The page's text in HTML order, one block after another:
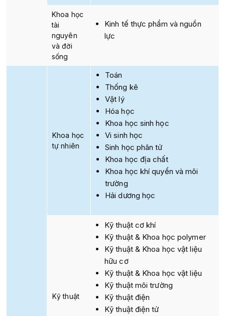
Khoa học
tài
nguyên
và đời
sống
Kinh tế thực phẩm và nguồn
lực
Khoa học
tự nhiên
Toán
Thống kê
Vật lý
Hóa học
Khoa học sinh học
Vi sinh học
Sinh học phân tử
Khoa học địa chất
Khoa học khí quyển và môi
trường
Hải dương học
Kỹ thuật
Kỹ thuật cơ khí
Kỹ thuật & Khoa học polymer
Kỹ thuật & Khoa học vật liệu
hữu cơ
Kỹ thuật & Khoa học vật liệu
Kỹ thuật môi trường
Kỹ thuật điện
Kỹ thuật điện tử